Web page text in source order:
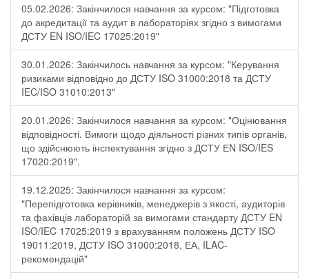
05.02.2026: Закінчилося навчання за курсом: "Підготовка
до акредитації та аудит в лабораторіях згідно з вимогами
ДСТУ EN ISO/IEC 17025:2019"
30.01.2026: Закінчилось навчання за курсом: "Керування
ризиками відповідно до ДСТУ ISO 31000:2018 та ДСТУ
IEC/ISO 31010:2013"
20.01.2026: Закінчилося навчання за курсом: "Оцінювання
відповідності. Вимоги щодо діяльності різних типів органів,
що здійснюють інспектування згідно з ДСТУ ЕN ISO/IES
17020:2019".
19.12.2025: Закінчилося навчання за курсом:
"Перепідготовка керівників, менеджерів з якості, аудиторів
та фахівців лабораторій за вимогами стандарту ДСТУ EN
ISO/IEC 17025:2019 з врахуванням положень ДСТУ ISO
19011:2019, ДСТУ ISO 31000:2018, ЕА, ILAC-
рекомендацій"